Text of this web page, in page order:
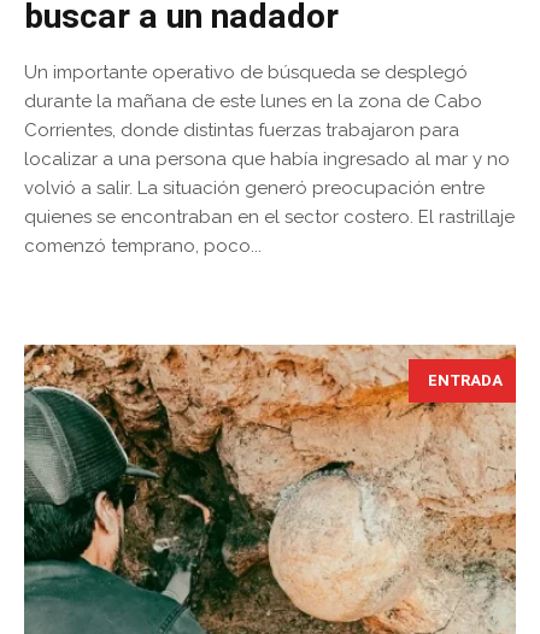
buscar a un nadador
Un importante operativo de búsqueda se desplegó
durante la mañana de este lunes en la zona de Cabo
Corrientes, donde distintas fuerzas trabajaron para
localizar a una persona que había ingresado al mar y no
volvió a salir. La situación generó preocupación entre
quienes se encontraban en el sector costero. El rastrillaje
comenzó temprano, poco...
ENTRADA